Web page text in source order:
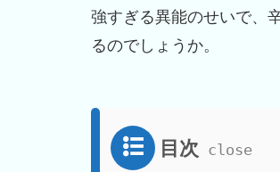
強すぎる異能のせいで、
るのでしょうか。
目次